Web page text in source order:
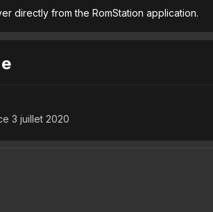
directly from the RomStation application.
3 juillet 2020